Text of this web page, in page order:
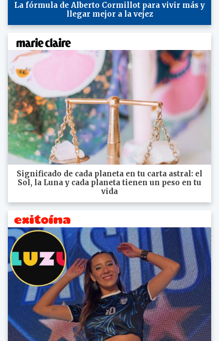
La fórmula de Alberto Cormillot para vivir más y
llegar mejor a la vejez
Significado de cada planeta en tu carta astral: el
Sol, la Luna y cada planeta tienen un peso en tu
vida